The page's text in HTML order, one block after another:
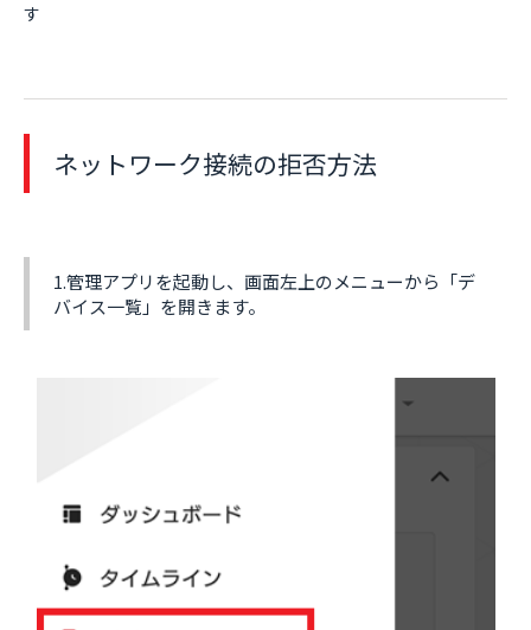
す
ネットワーク接続の拒否方法
1.管理アプリを起動し、画面左上のメニューから「デ
バイス一覧」を開きます。